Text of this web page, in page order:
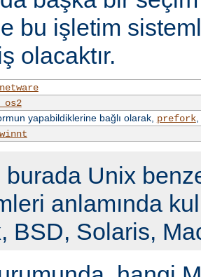
bu işletim
olacaktır.
yapabildiklerine bağlı olarak, prefork,
burada Unix
anlamında
BSD, Solaris,